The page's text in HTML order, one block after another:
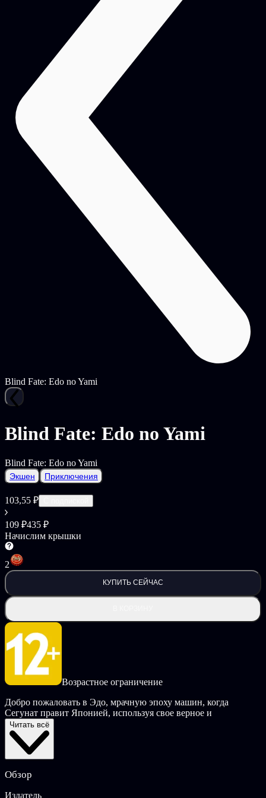
Blind Fate: Edo no Yami
Blind Fate: Edo no Yami
Blind Fate: Edo no Yami
Экшен Приключения
103,55 ₽
109 ₽435 ₽
Начислим крышки
2
КУПИТЬ СЕЙЧАС
Возрастное ограничение
Добро пожаловать в Эдо, мрачную эпоху машин, когда
Сегунат правит Японией, используя свое верное и
безжалостное оружие — вас.
Вы выполняете приказы. Подчиняетесь. Убиваете.
в ином свете…
Ключевые особенности:
Читать всё
Обзор
Издатель